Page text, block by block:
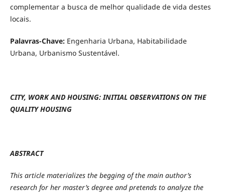
complementar a busca de melhor qualidade de vida destes
locais.
Palavras-Chave:Engenharia Urbana, Habitabilidade
Urbana, Urbanismo Sustentável.
CITY, WORK AND HOUSING: INITIAL OBSERVATIONS ON THE
QUALITY HOUSING
ABSTRACT
This article materializes the begging of the main author’s
research for her master’s degree and pretends to analyze the